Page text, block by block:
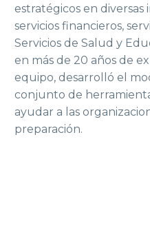
estratégicos en diversas
servicios financieros,
Servicios de Salud y
en más de 20 años de
equipo, desarrolló el
conjunto de
ayudar a las
preparación.